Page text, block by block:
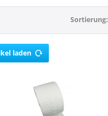
Sortierung:
laden